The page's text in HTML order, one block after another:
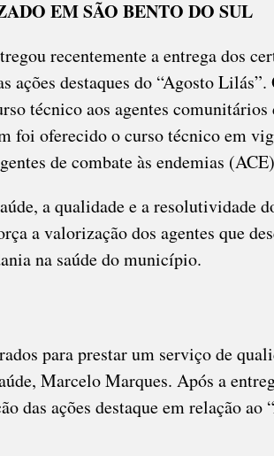
EM SÃO BENTO DO SUL
recentemente a entrega dos
ações destaques do “Agosto
técnico aos agentes comunitários
foi oferecido o curso técnico em
de combate às endemias
a qualidade e a resolutividade
a valorização dos agentes que
na saúde do município.
para prestar um serviço de
Marcelo Marques. Após a
das ações destaque em relação ao